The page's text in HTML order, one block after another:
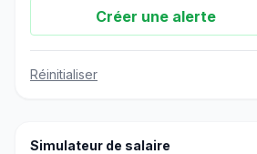
Créer une alerte
Réinitialiser
Simulateur de salaire